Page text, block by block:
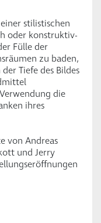
stilistischen
oder konstruktiv-
Fülle der
zu baden,
Tiefe des Bildes
die
ihres
von Andreas
und Jerry